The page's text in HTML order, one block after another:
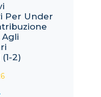
Per Under
2)